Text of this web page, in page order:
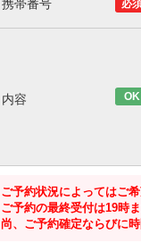
携帯番号 必
内容 OK
ご予約状況によってはご
ご予約の最終受付は19時ま
尚、ご予約確定ならびに